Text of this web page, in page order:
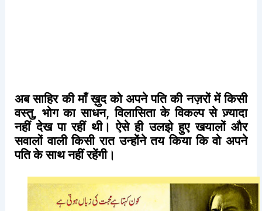
अब साहिर की माँ ख़ुद को अपने पति की नज़रों में किसी
वस्तु, भोग का साधन,विलासिता के विकल्प से ज़्यादा
नहीं देख पा रहीं थी। ऐसे ही उलझे हुए खयालों और
सवालों वाली किसी रात उन्होंने तय किया कि वो अपने
पतिकेसाथनहींरहेंगी।